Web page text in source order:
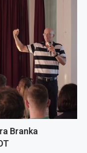
Branka